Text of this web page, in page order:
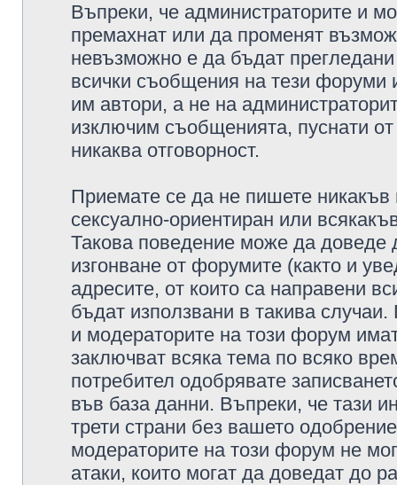
Въпреки, че администраторите и
премахнат или да променят
невъзможно е да бъдат
всички съобщения на тези форуми
им автори, а не на
изключим съобщенията, пуснати
никаква отговорност.
Приемате се да не пишете никакъв
сексуално-ориентиран или
Такова поведение може да доведе
изгонване от форумите (както и
адресите, от които са направени
бъдат използвани в такива
и модераторите на този форум
заключват всяка тема по всяко
потребител одобрявате
във база данни. Въпреки, че тази
трети страни без вашето
модераторите на този форум не
атаки, които могат да доведат до